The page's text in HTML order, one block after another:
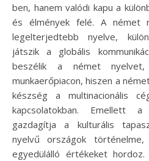
ben, hanem valódi kapu a
és élmények felé. A német
legelterjedtebb nyelve,
játszik a globális
beszélik a német
munkaerőpiacon, hiszen a
készség a multinacionális
kapcsolatokban. Emellett
gazdagítja a kulturális
nyelvű országok
egyedülálló értékeket